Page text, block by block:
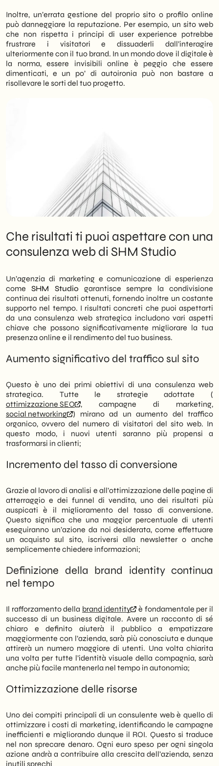
Inoltre, un’errata gestione del proprio sito o profilo online
può danneggiare la reputazione. Per esempio, un sito web
che non rispetta i principi di user experience potrebbe
frustrare i visitatori e dissuaderli dall’interagire
ulteriormente con il tuo brand. In un mondo dove il digitale è
la norma, essere invisibili online è peggio che essere
dimenticati, e un po’ di autoironia può non bastare a
risollevare le sorti del tuo progetto.
Che risultati ti puoi aspettare con una
consulenza web di SHM Studio
Un’agenzia di marketing e comunicazione di esperienza
come SHM Studio garantisce sempre la condivisione
continua dei risultati ottenuti, fornendo inoltre un costante
supporto nel tempo. I risultati concreti che puoi aspettarti
da una consulenza web strategica includono vari aspetti
chiave che possono significativamente migliorare la tua
presenza online e il rendimento del tuo business.
Aumento significativo del traffico sul sito
Questo è uno dei primi obiettivi di una consulenza web
strategica. Tutte le strategie adottate (
ottimizzazione SEO
, campagne di marketing,
social networking
) mirano ad un aumento del traffico
organico, ovvero del numero di visitatori del sito web. In
questo modo, i nuovi utenti saranno più propensi a
trasformarsi in clienti;
Incremento del tasso di conversione
Grazie al lavoro di analisi e all’ottimizzazione delle pagine di
atterraggio e dei funnel di vendita, uno dei risultati più
auspicati è il miglioramento del tasso di conversione.
Questo significa che una maggior percentuale di utenti
eseguiranno un’azione da noi desiderata, come effettuare
un acquisto sul sito, iscriversi alla newsletter o anche
semplicemente chiedere informazioni;
Definizione della brand identity continua
nel tempo
Il rafforzamento della brand identity
è fondamentale per il
successo di un business digitale. Avere un racconto di sé
chiaro e definito aiuterà il pubblico a empatizzare
maggiormente con l’azienda, sarà più conosciuta e dunque
attirerà un numero maggiore di utenti. Una volta chiarita
una volta per tutte l’identità visuale della compagnia, sarà
anche più facile mantenerla nel tempo in autonomia;
Ottimizzazione delle risorse
Uno dei compiti principali di un consulente web è quello di
ottimizzare i costi di marketing, identificando le campagne
inefficienti e migliorando dunque il ROI. Questo si traduce
nel non sprecare denaro. Ogni euro speso per ogni singola
azione andrà a contribuire alla crescita dell’azienda, senza
inutili sprechi